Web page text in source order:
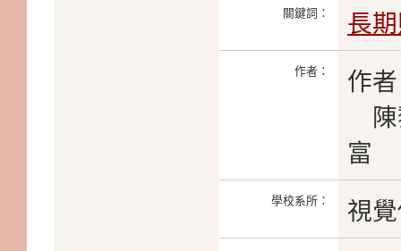
關鍵詞： 長
作者：
作
陳
富
學校系所： 視